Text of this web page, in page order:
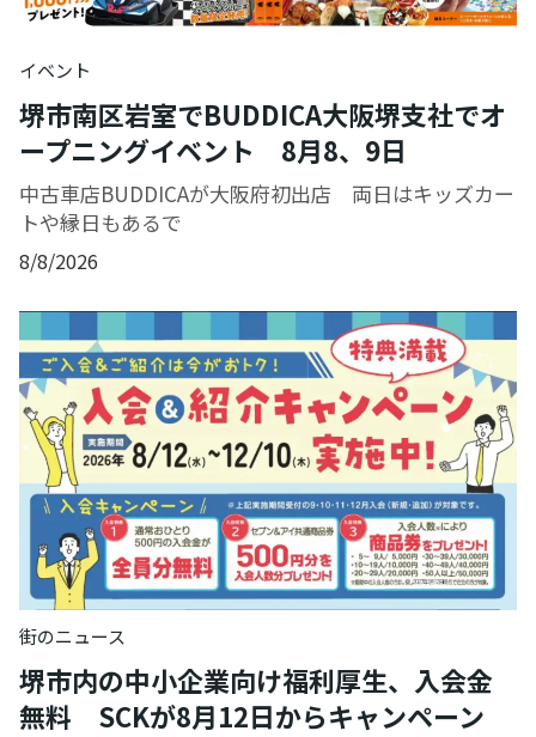
イベント
堺市南区岩室でBUDDICA大阪堺支社でオ
ープニングイベント 8月8、9日
中古車店BUDDICAが大阪府初出店 両日はキッズカー
トや縁日もあるで
8/8/2026
街のニュース
堺市内の中小企業向け福利厚生、入会金
無料 SCKが8月12日からキャンペーン